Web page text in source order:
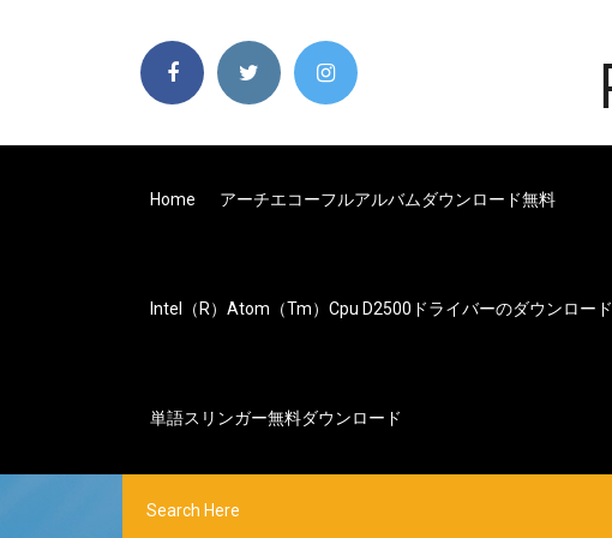
Home アーチエコーフルアルバムダウンロード無料
Intel（r）atom（tm）cpu D2500ドライバーのダウンロード
単語スリンガー無料ダウンロード